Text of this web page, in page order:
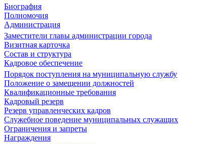
Биография
Полномочия
Администрация
Заместители главы администрации города
Визитная карточка
Состав и структура
Кадровое обеспечение
Порядок поступления на муниципальную службу
Положение о замещении должностей
Квалификационные требования
Кадровый резерв
Резерв управленческих кадров
Служебное поведение муниципальных служащих
Ограничения и запреты
Награждения